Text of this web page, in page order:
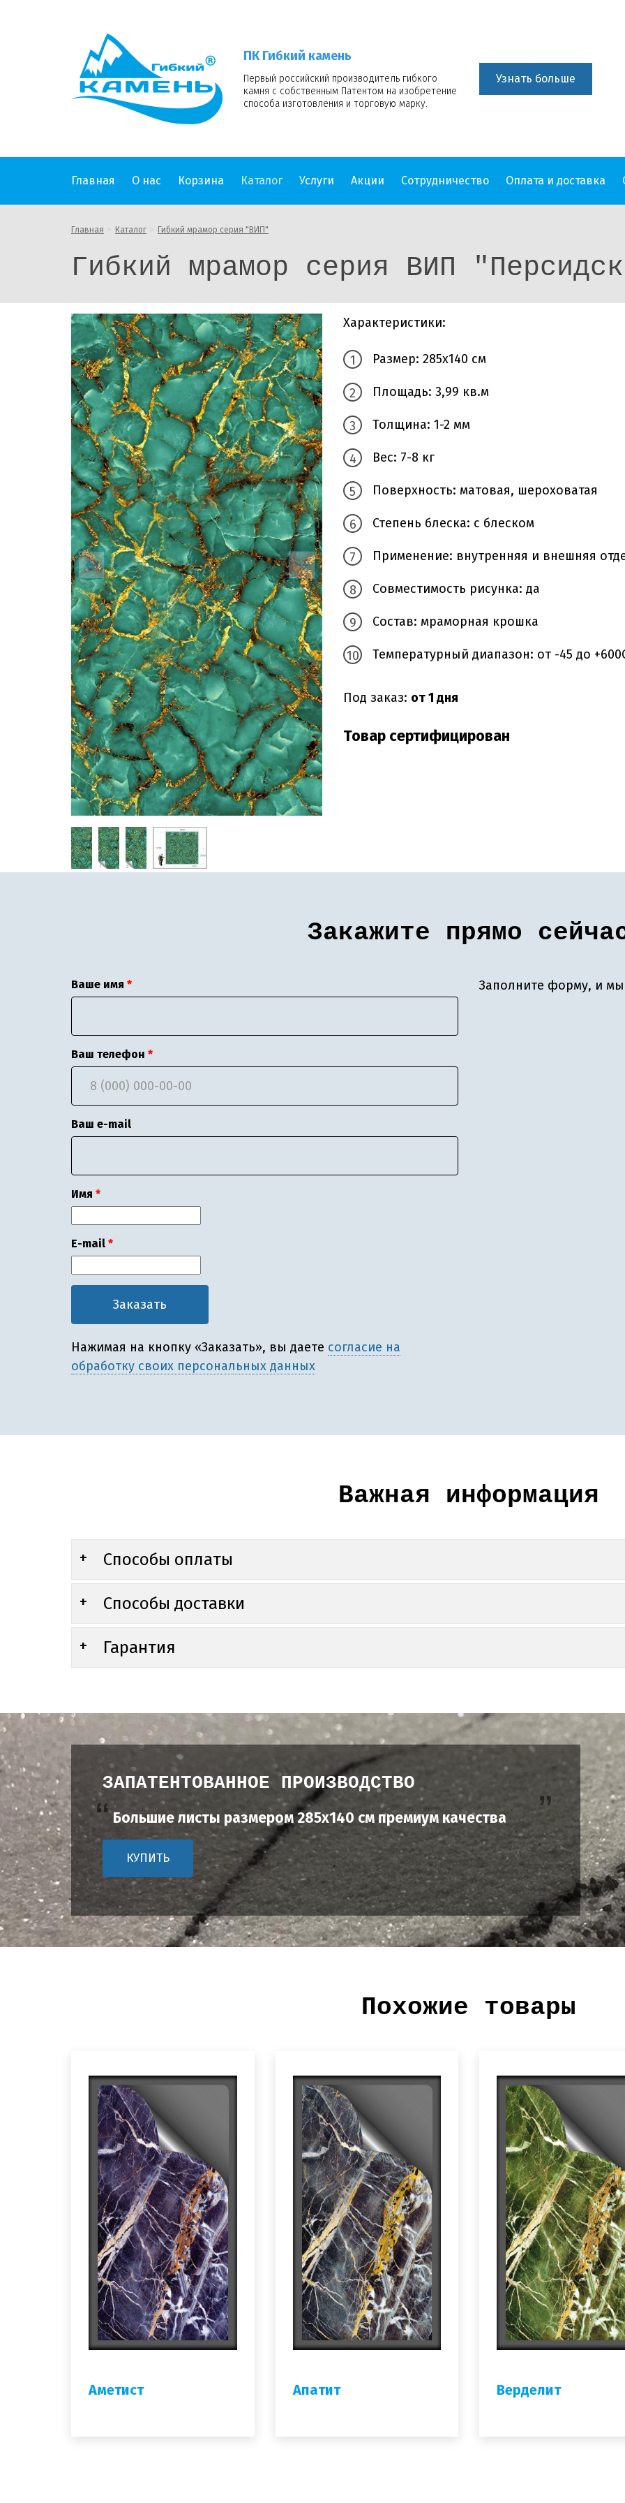
камень
ПК Гибкий камень
Первый российский производитель гибкого
камня с собственным Патентом на изобретение
способа изготовления и торговую марку.
Узнать больше
Главная О нас Корзина Каталог Услуги Акции Сотрудничество Оплата и доставка
Главная Каталог Гибкий мрамор серия "ВИП"
Гибкий мрамор серия ВИП
Характеристики:
Размер: 285х140 см
Площадь: 3,99 кв.м
Толщина: 1-2 мм
Вес: 7-8 кг
Поверхность: матовая, шероховатая
Степень блеска: с блеском
Применение: внутренняя и внешняя
Совместимость рисунка: да
Состав: мраморная крошка
Температурный диапазон: от -45 до
Под заказ: от 1 дня
Товар сертифицирован
Закажите прямо
Заполните форму, и
Ваше имя
Ваш телефон
Ваш e-mail
Имя
E-mail
Нажимая на кнопку «Заказать», вы даете согласие на
обработку своих персональных данных
Важная информация
Способы оплаты
Способы доставки
Гарантия
ЗАПАТЕНТОВАННОЕ ПРОИЗВОДСТВО
Большие листы размером 285х140 см премиум качества
КУПИТЬ
Похожие товары
Аметист Апатит Верделит